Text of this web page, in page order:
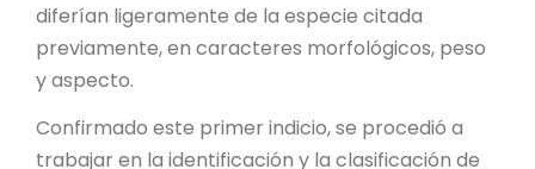
diferían ligeramente de la especie citada
previamente, en caracteres morfológicos, peso
y aspecto.
Confirmado este primer indicio, se procedió a
trabajar en la identificación y la clasificación de